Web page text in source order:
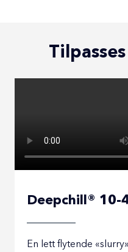
Deepchill® 10-
En lett flytende